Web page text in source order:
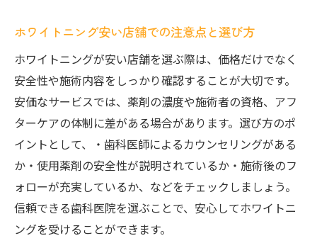
ホワイトニング安い店舗での注意点と選び方
ホワイトニングが安い店舗を選ぶ際は、価格だけでなく
安全性や施術内容をしっかり確認することが大切です。
安価なサービスでは、薬剤の濃度や施術者の資格、アフ
ターケアの体制に差がある場合があります。選び方のポ
イントとして、・歯科医師によるカウンセリングがある
か・使用薬剤の安全性が説明されているか・施術後のフ
ォローが充実しているか、などをチェックしましょう。
信頼できる歯科医院を選ぶことで、安心してホワイトニ
ングを受けることができます。